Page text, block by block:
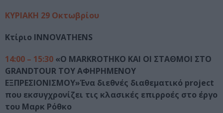
ΚΥΡΙΑΚΗ 29 Οκτωβρίου
Κτίριο INNOVATHENS
14:00 – 15:30 «Ο MARKROTHKO ΚΑΙ ΟΙ ΣΤΑΘΜΟΙ ΣΤΟ
GRANDTOUR ΤΟΥ ΑΦΗΡΗΜΕΝΟΥ
ΕΞΠΡΕΣΙΟΝΙΣΜΟΥ»Ένα διεθνές διαθεματικό project
που εκσυγχρονίζει τις κλασικές επιρροές στο έργο
του Μαρκ Ρόθκο